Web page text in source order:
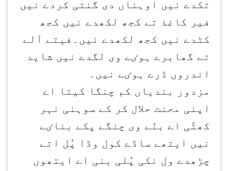
تکدے نیں اوہناں دی گنتی کردے نیں
فیر کاغذ تے کجھ لکھدے نیں کجھ
کٹدے نیں کجھ لکھدے نیں۔فیتے آلے
تے گھابرے ہوٸے وی لگدے نیں شاید
اندروں ڈرے ہوٸے نیں۔
مزدور بندیاں کم چنگا کیتا اے
اپنی محنت حلال کر کے سوہنی نہر
کھٹّی اے بنّے وی چنگے پکے بناٸے
نیں ایتھے ساڈے کول وڈا پُل اتے
چڑھدے ول نکی پُلی بنی اے ایتھوں